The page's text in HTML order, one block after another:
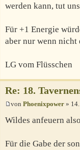
werden kann, tut
Für +1 Energie
aber nur wenn nicht
LG vom Flüsschen
Re: 18.
von Phoenixpower »
Wildes anfeuern
Für die Gabe der